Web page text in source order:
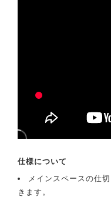
仕様について
メインスペースの仕
きます。